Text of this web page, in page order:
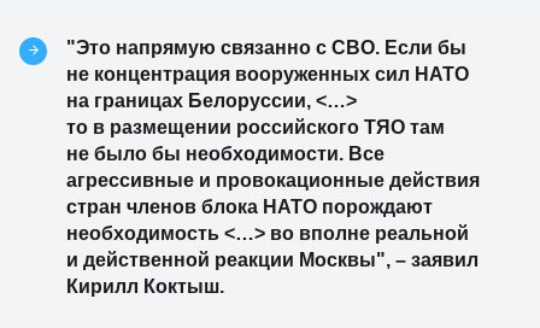
"Это напрямую связанно с СВО. Если бы
не концентрация вооруженных сил НАТО
на границах Белоруссии, <…>
то в размещении российского ТЯО там
не было бы необходимости. Все
агрессивные и провокационные действия
стран членов блока НАТО порождают
необходимость <…> во вполне реальной
и действенной реакции Москвы", – заявил
Кирилл Коктыш.